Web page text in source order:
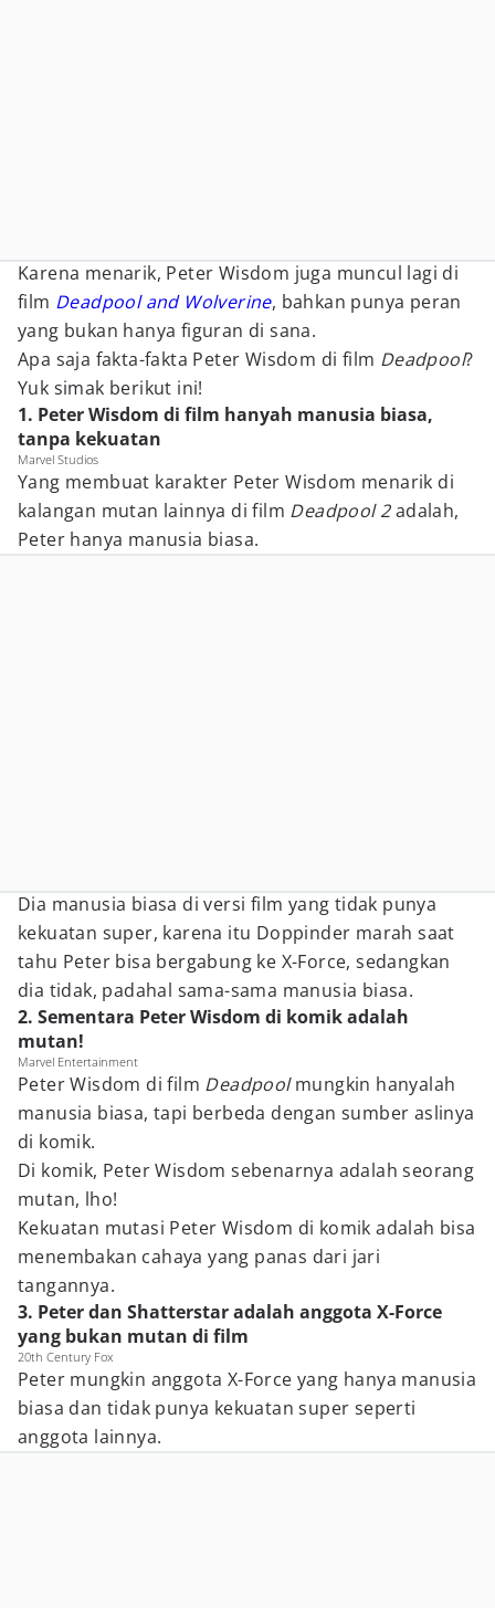
Karena menarik, Peter Wisdom juga muncul lagi di
film Deadpool and Wolverine, bahkan punya peran
yang bukan hanya figuran di sana.
Apa saja fakta-fakta Peter Wisdom di film Deadpool?
Yuk simak berikut ini!
1. Peter Wisdom di film hanyah manusia biasa,
tanpa kekuatan
Marvel Studios
Yang membuat karakter Peter Wisdom menarik di
kalangan mutan lainnya di film Deadpool 2adalah,
Peter hanya manusia biasa.
Dia manusia biasa di versi film yang tidak punya
kekuatan super, karena itu Doppinder marah saat
tahu Peter bisa bergabung ke X-Force, sedangkan
dia tidak, padahal sama-sama manusia biasa.
2. Sementara Peter Wisdom di komik adalah
mutan!
Marvel Entertainment
Peter Wisdom di film Deadpoolmungkin hanyalah
manusia biasa, tapi berbeda dengan sumber aslinya
di komik.
Di komik, Peter Wisdom sebenarnya adalah seorang
mutan, lho!
Kekuatan mutasi Peter Wisdom di komik adalah bisa
menembakan cahaya yang panas dari jari
tangannya.
3. Peter dan Shatterstar adalah anggota X-Force
yang bukan mutan di film
20th Century Fox
Peter mungkin anggota X-Force yang hanya manusia
biasa dan tidak punya kekuatan super seperti
anggota lainnya.